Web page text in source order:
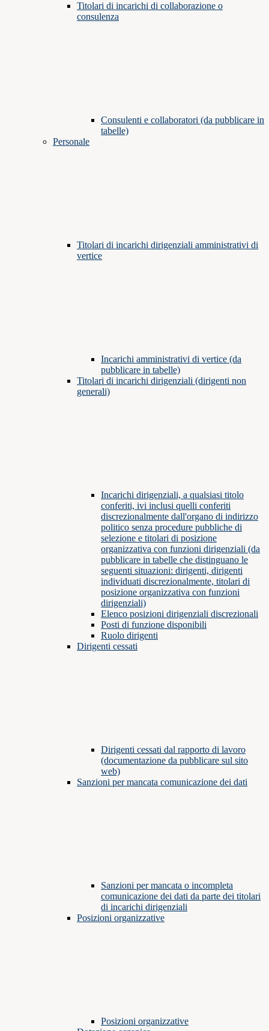
Titolari di incarichi di collaborazione o
consulenza
Consulenti e collaboratori (da pubblicare in
tabelle)
Personale
Titolari di incarichi dirigenziali amministrativi di
vertice
Incarichi amministrativi di vertice (da
pubblicare in tabelle)
Titolari di incarichi dirigenziali (dirigenti non
generali)
Incarichi dirigenziali, a qualsiasi titolo
conferiti, ivi inclusi quelli conferiti
discrezionalmente dall'organo di indirizzo
politico senza procedure pubbliche di
selezione e titolari di posizione
organizzativa con funzioni dirigenziali (da
pubblicare in tabelle che distinguano le
seguenti situazioni: dirigenti, dirigenti
individuati discrezionalmente, titolari di
posizione organizzativa con funzioni
dirigenziali)
Elenco posizioni dirigenziali discrezionali
Posti di funzione disponibili
Ruolo dirigenti
Dirigenti cessati
Dirigenti cessati dal rapporto di lavoro
(documentazione da pubblicare sul sito
web)
Sanzioni per mancata comunicazione dei dati
Sanzioni per mancata o incompleta
comunicazione dei dati da parte dei titolari
di incarichi dirigenziali
Posizioni organizzative
Posizioni organizzative